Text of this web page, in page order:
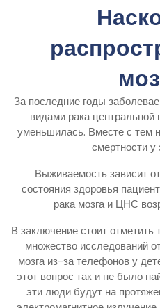
За последние годы
видами рака
уменьшилась. Вместе с тем
смертности
Выживаемость зависит
состояния здоровья
рака мозга и ЦНС
В заключение стоит
множество исследований
мозга из-за телефонов у
этот вопрос так и не было
эти люди будут на